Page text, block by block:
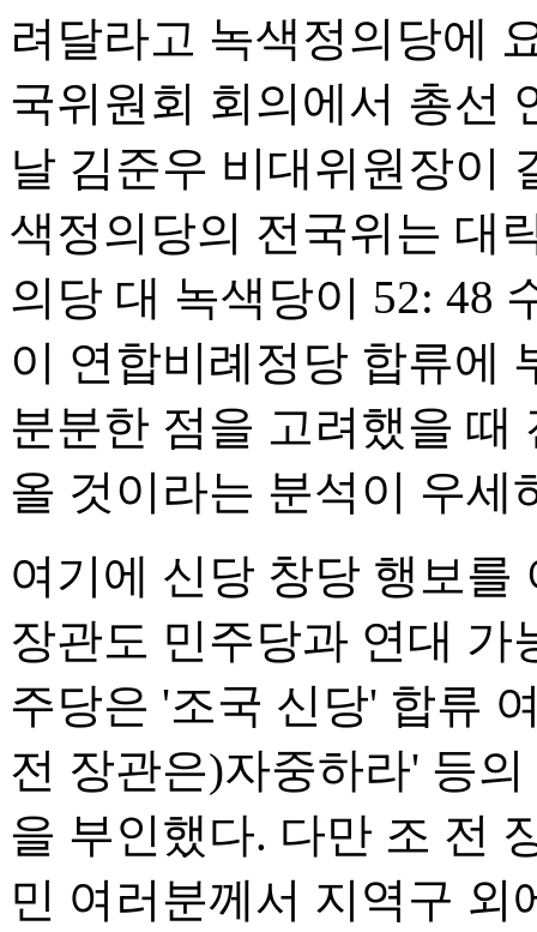
려달라고 녹색정의당에
국위원회 회의에서 총선
날 김준우 비대위원장이
색정의당의 전국위는 대
의당 대 녹색당이 52: 48
이 연합비례정당 합류에
분분한 점을 고려했을 때
올 것이라는 분석이 우세
여기에 신당 창당 행보를
장관도 민주당과 연대 가
주당은 '조국 신당' 합류
전 장관은)자중하라' 등
을 부인했다. 다만 조 전
민 여러분께서 지역구